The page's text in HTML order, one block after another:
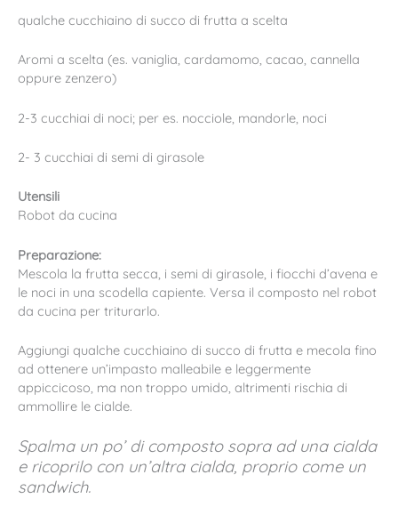
qualche cucchiaino di succo di frutta a scelta
Aromi a scelta (es. vaniglia, cardamomo, cacao, cannella
oppure zenzero)
2-3 cucchiai di noci; per es. nocciole, mandorle, noci
2- 3 cucchiai di semi di girasole
Utensili
Robot da cucina
Preparazione:
Mescola la frutta secca, i semi di girasole, i fiocchi d’avena e
le noci in una scodella capiente. Versa il composto nel robot
da cucina per triturarlo.
Aggiungi qualche cucchiaino di succo di frutta e mecola fino
ad ottenere un’impasto malleabile e leggermente
appiccicoso, ma non troppo umido, altrimenti rischia di
ammollire le cialde.
Spalma un po’ di composto sopra ad una cialda
e ricoprilo con un’altra cialda, proprio come un
sandwich.